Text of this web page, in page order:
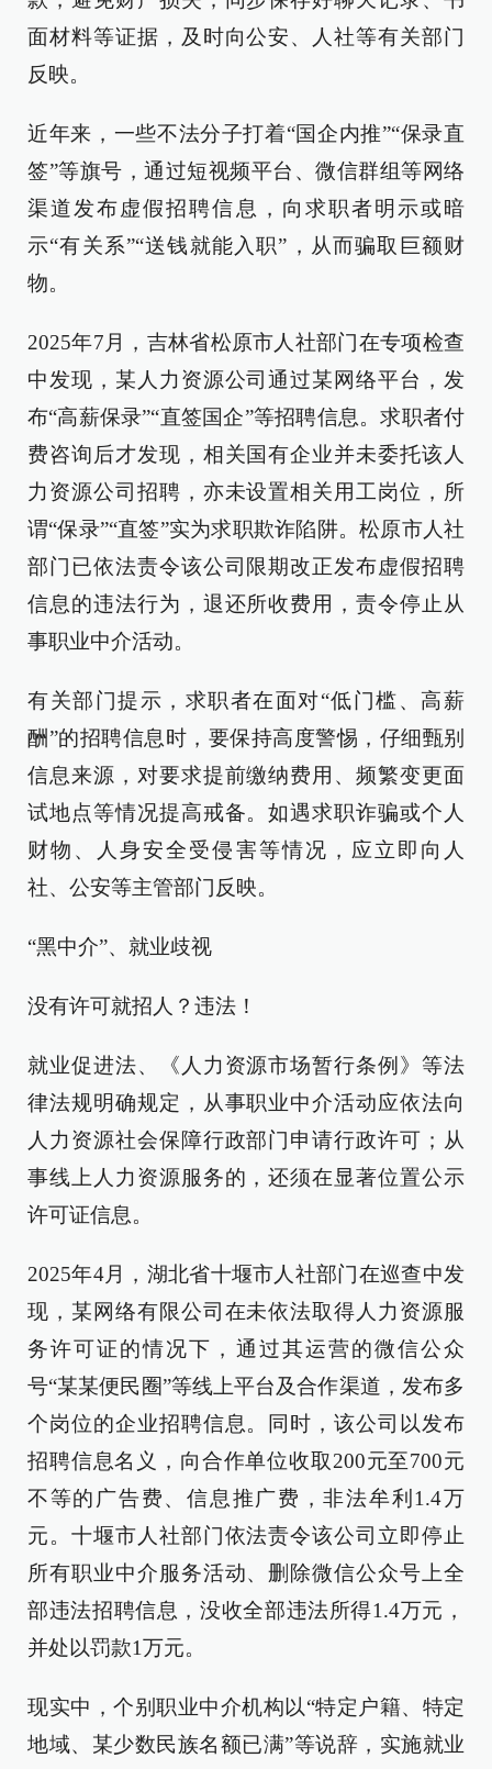
面材料等证据，及时向公安、人社等有关部门
反映。
近年来，一些不法分子打着“国企内推”“保录直
签”等旗号，通过短视频平台、微信群组等网络
渠道发布虚假招聘信息，向求职者明示或暗
示“有关系”“送钱就能入职”，从而骗取巨额财
物。
2025年7月，吉林省松原市人社部门在专项检查
中发现，某人力资源公司通过某网络平台，发
布“高薪保录”“直签国企”等招聘信息。求职者付
费咨询后才发现，相关国有企业并未委托该人
力资源公司招聘，亦未设置相关用工岗位，所
谓“保录”“直签”实为求职欺诈陷阱。松原市人社
部门已依法责令该公司限期改正发布虚假招聘
信息的违法行为，退还所收费用，责令停止从
事职业中介活动。
有关部门提示，求职者在面对“低门槛、高薪
酬”的招聘信息时，要保持高度警惕，仔细甄别
信息来源，对要求提前缴纳费用、频繁变更面
试地点等情况提高戒备。如遇求职诈骗或个人
财物、人身安全受侵害等情况，应立即向人
社、公安等主管部门反映。
“黑中介”、就业歧视
没有许可就招人？违法！
就业促进法、《人力资源市场暂行条例》等法
律法规明确规定，从事职业中介活动应依法向
人力资源社会保障行政部门申请行政许可；从
事线上人力资源服务的，还须在显著位置公示
许可证信息。
2025年4月，湖北省十堰市人社部门在巡查中发
现，某网络有限公司在未依法取得人力资源服
务许可证的情况下，通过其运营的微信公众
号“某某便民圈”等线上平台及合作渠道，发布多
个岗位的企业招聘信息。同时，该公司以发布
招聘信息名义，向合作单位收取200元至700元
不等的广告费、信息推广费，非法牟利1.4万
元。十堰市人社部门依法责令该公司立即停止
所有职业中介服务活动、删除微信公众号上全
部违法招聘信息，没收全部违法所得1.4万元，
并处以罚款1万元。
现实中，个别职业中介机构以“特定户籍、特定
地域、某少数民族名额已满”等说辞，实施就业